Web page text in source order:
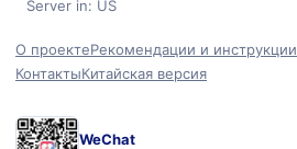
Server in: US
О проектеРекомендации и инструкции
КонтактыКитайская версия
WeChat